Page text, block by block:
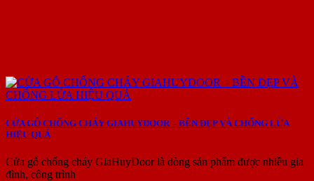
CỬA GỖ CHỐNG CHÁY GIAHUYDOOR – BỀN ĐẸP VÀ CHỐNG LỬA
HIỆU QUẢ
Cửa gỗ chống cháy GiaHuyDoor là dòng sản phẩm được nhiều gia
đình, công trình